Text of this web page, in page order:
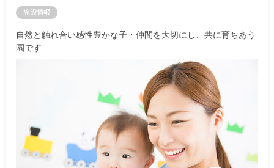
施設情報
自然と触れ合い感性豊かな子・仲間を大切にし、共に育ちあう
園です